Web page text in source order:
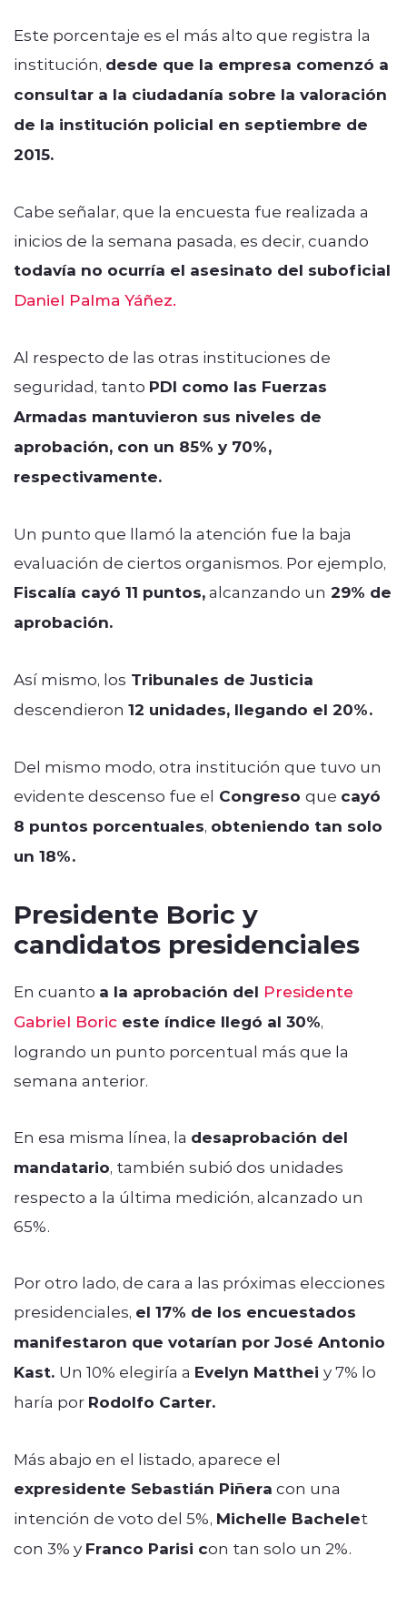
Este porcentaje es el más alto que registra la
institución, desde que la empresa comenzó a
consultar a la ciudadanía sobre la valoración
de la institución policial en septiembre de
2015.
Cabe señalar, que la encuesta fue realizada a
inicios de la semana pasada, es decir, cuando
todavía no ocurría el asesinato del suboficial
Daniel Palma Yáñez.
Al respecto de las otras instituciones de
seguridad, tanto PDI como las Fuerzas
Armadas mantuvieron sus niveles de
aprobación, con un 85% y 70%,
respectivamente.
Un punto que llamó la atención fue la baja
evaluación de ciertos organismos. Por ejemplo,
Fiscalía cayó 11 puntos,alcanzando un 29% de
aprobación.
Así mismo, los Tribunales de Justicia
descendieron 12 unidades, llegando el 20%.
Del mismo modo, otra institución que tuvo un
evidente descenso fue el Congreso que cayó
8 puntos porcentuales, obteniendo tan solo
un 18%.
Presidente Boric y
candidatos presidenciales
En cuanto a la aprobación del Presidente
Gabriel Boric este índice llegó al 30%,
logrando un punto porcentual más que la
semana anterior.
En esa misma línea, la desaprobación del
mandatario, también subió dos unidades
respecto a la última medición, alcanzado un
65%.
Por otro lado, de cara a las próximas elecciones
presidenciales, el 17% de los encuestados
manifestaron que votarían por José Antonio
Kast. Un 10% elegiría a Evelyn Matthei y 7% lo
haría por Rodolfo Carter.
Más abajo en el listado, aparece el
expresidente Sebastián Piñera con una
intención de voto del 5%, Michelle Bachelet
con 3% y Franco Parisi con tan solo un 2%.